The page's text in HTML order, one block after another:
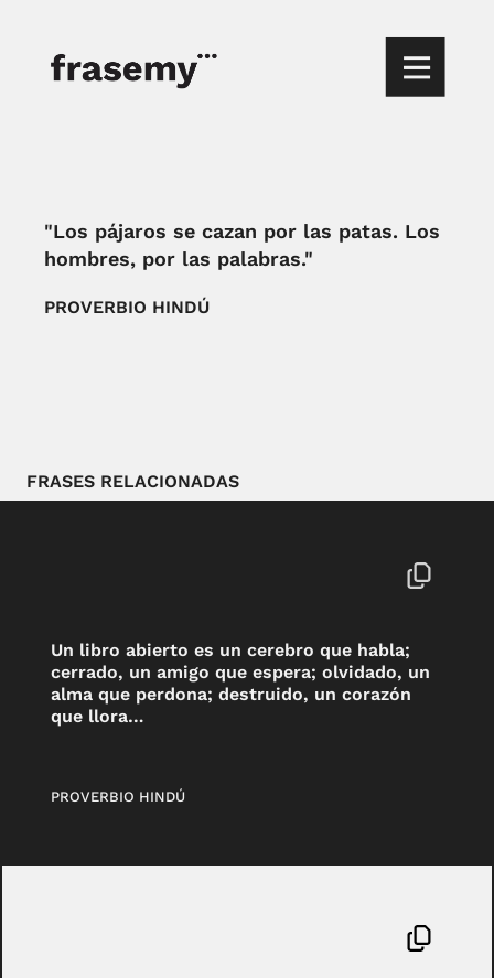
"Los pájaros se cazan por las patas. Los
hombres, por las palabras."
PROVERBIO HINDÚ
FRASES RELACIONADAS
Un libro abierto es un cerebro que habla;
cerrado, un amigo que espera; olvidado, un
alma que perdona; destruido, un corazón
que llora…
PROVERBIO HINDÚ